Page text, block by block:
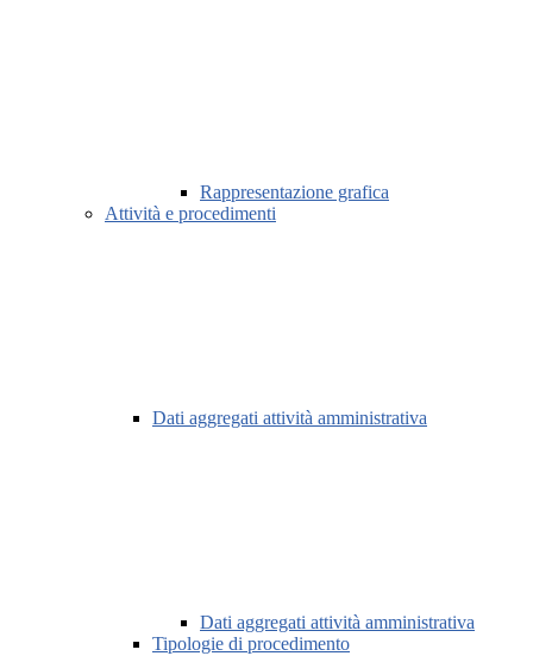
Rappresentazione grafica
Attività e procedimenti
Dati aggregati attività amministrativa
Dati aggregati attività amministrativa
Tipologie di procedimento